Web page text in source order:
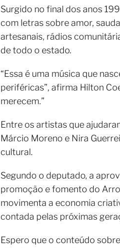
Surgido no final dos anos
com letras sobre amor,
artesanais, rádios
de todo o estado.
“Essa é uma música que
periféricas”, afirma Hilton
merecem.”
Entre os artistas que
Márcio Moreno e Nira
cultural.
Segundo o deputado, a
promoção e fomento do
movimenta a economia
contada pelas próximas
Espero que o conteúdo sobre